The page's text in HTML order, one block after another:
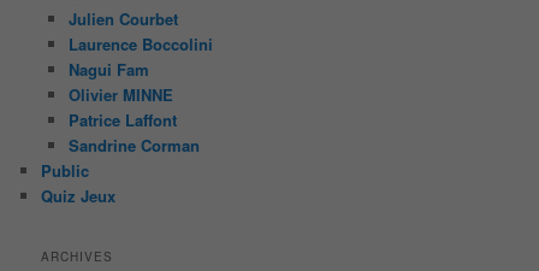
Julien Courbet
Laurence Boccolini
Nagui Fam
Olivier MINNE
Patrice Laffont
Sandrine Corman
Public
Quiz Jeux
ARCHIVES